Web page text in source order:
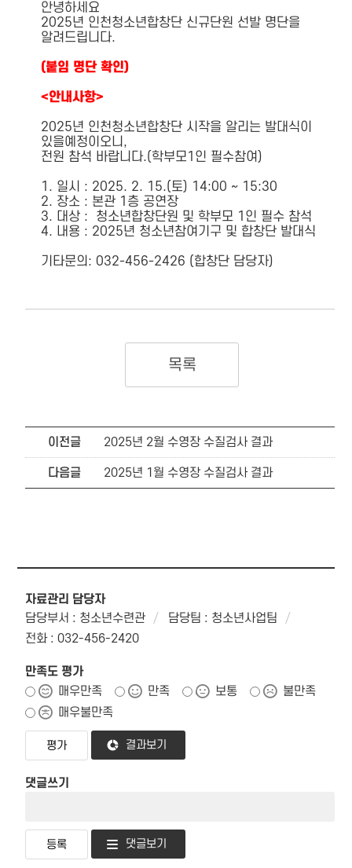
안녕하세요
2025년 인천청소년합창단 신규단원 선발 명단을
알려드립니다.
(붙임 명단 확인)
<안내사항>
2025년 인천청소년합창단 시작을 알리는 발대식이
있을예정이오니,
전원 참석 바랍니다.(학부모1인 필수참여)
1. 일시 : 2025. 2. 15.(토) 14:00 ~ 15:30
2. 장소 : 본관 1층 공연장
3. 대상 : 청소년합창단원 및 학부모 1인 필수 참석
4. 내용 : 2025년 청소년참여기구 및 합창단 발대식
기타문의: 032-456-2426 (합창단 담당자)
목록
이전글 2025년 2월 수영장 수질검사 결과
다음글 2025년 1월 수영장 수질검사 결과
자료관리 담당자
담당부서 : 청소년수련관
담당팀 : 청소년사업팀
전화 : 032-456-2420
만족도 평가
매우만족
만족 보통
불만족
매우불만족
결과보기
댓글쓰기
댓글보기